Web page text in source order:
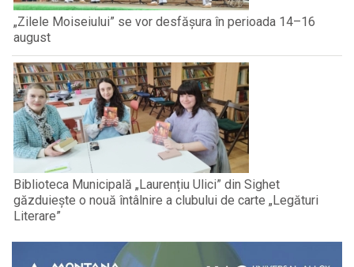
„Zilele Moiseiului” se vor desfășura în perioada 14–16
august
Biblioteca Municipală „Laurențiu Ulici” din Sighet
găzduiește o nouă întâlnire a clubului de carte „Legături
Literare”